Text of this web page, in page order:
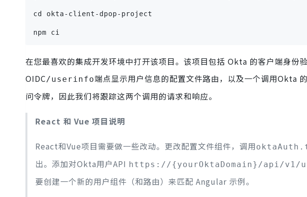
cd okta-client-dpop-project
npm ci
在您最喜欢的集成开发环境中打开该项目。该项目包括 Okta 的客户端身份
OIDC/userinfo端点显示用户信息的配置文件路由，以及一个调用Okta
问令牌，因此我们将跟踪这两个调用的请求和响应。
React 和 Vue 项目说明
React和Vue项目需要做一些改动。更改配置文件组件，调用
出。添加对Okta用户API https://{yourOktaDomain}/api/v1/
要创建一个新的用户组件（和路由）来匹配 Angular 示例。